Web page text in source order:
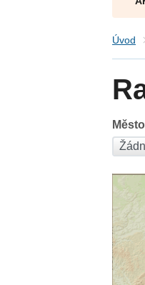
Úvod
Město